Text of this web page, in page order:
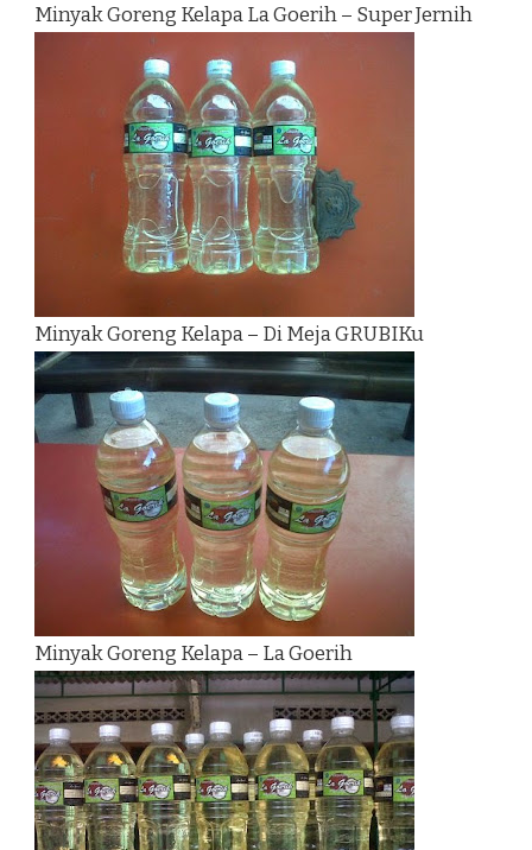
Minyak Goreng Kelapa La Goerih – Super Jernih
Minyak Goreng Kelapa – Di Meja GRUBIKu
Minyak Goreng Kelapa – La Goerih